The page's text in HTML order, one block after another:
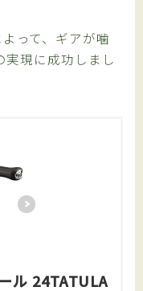
よって、ギアが噛
実現に成功しまし
ル 24TATULA